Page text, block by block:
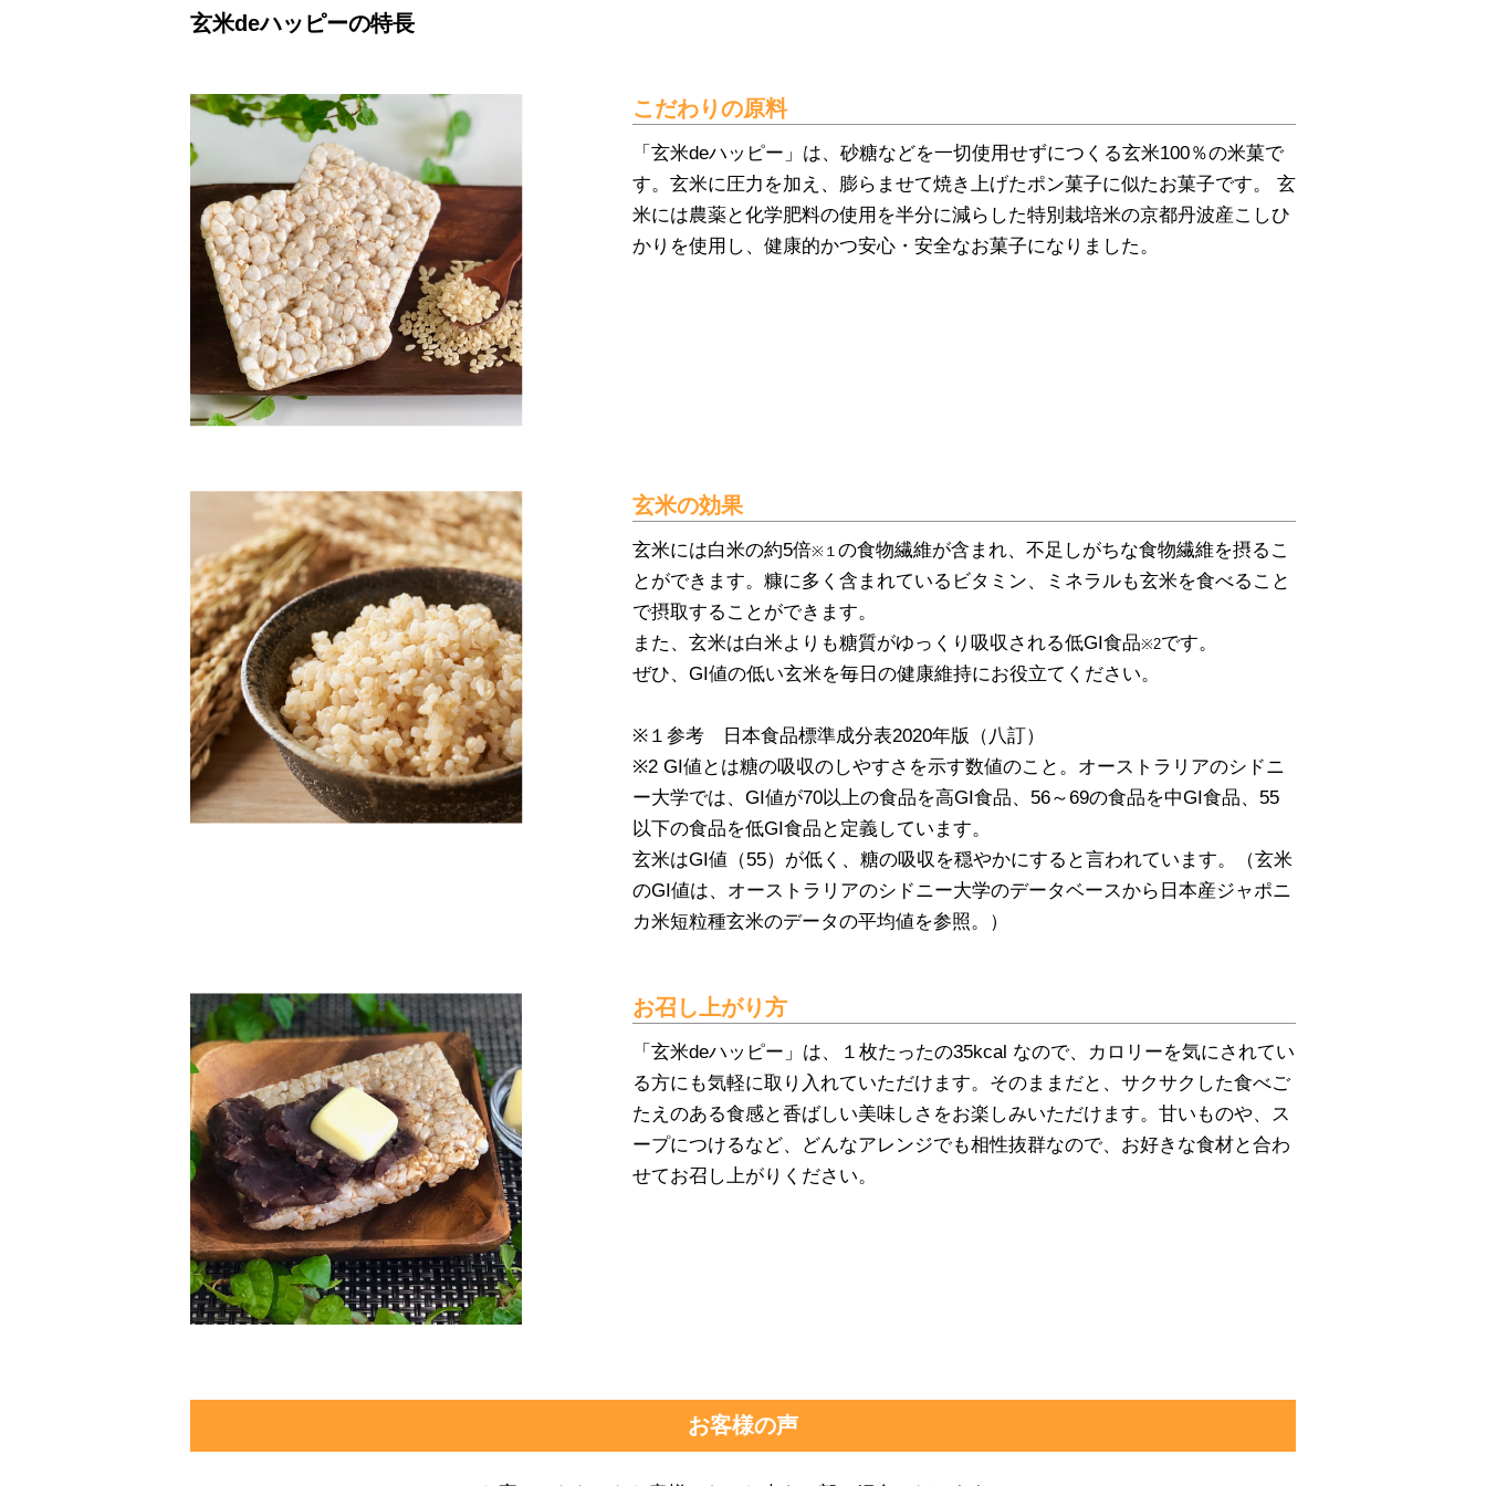
玄米deハッピーの特長
こだわりの原料
「玄米deハッピー」は、砂糖などを一切使用せずにつくる玄米100％の米菓で
す。玄米に圧力を加え、膨らませて焼き上げたポン菓子に似たお菓子です。 玄
米には農薬と化学肥料の使用を半分に減らした特別栽培米の京都丹波産こしひ
かりを使用し、健康的かつ安心・安全なお菓子になりました。
玄米の効果
玄米には白米の約5倍※１ の食物繊維が含まれ、不足しがちな食物繊維を摂るこ
とができます。糠に多く含まれているビタミン、ミネラルも玄米を食べること
で摂取することができます。
また、玄米は白米よりも糖質がゆっくり吸収される低GI食品※2です。
ぜひ、GI値の低い玄米を毎日の健康維持にお役立てください。
※１参考 日本食品標準成分表2020年版（八訂）
※2 GI値とは糖の吸収のしやすさを示す数値のこと。オーストラリアのシドニ
ー大学では、GI値が70以上の食品を高GI食品、56～69の食品を中GI食品、55
以下の食品を低GI食品と定義しています。
玄米はGI値（55）が低く、糖の吸収を穏やかにすると言われています。（玄米
のGI値は、オーストラリアのシドニー大学のデータベースから日本産ジャポニ
カ米短粒種玄米のデータの平均値を参照。）
お召し上がり方
「玄米deハッピー」は、１枚たったの35kcal なので、カロリーを気にされてい
る方にも気軽に取り入れていただけます。そのままだと、サクサクした食べご
たえのある食感と香ばしい美味しさをお楽しみいただけます。甘いものや、ス
ープにつけるなど、どんなアレンジでも相性抜群なので、お好きな食材と合わ
せてお召し上がりください。
お客様の声